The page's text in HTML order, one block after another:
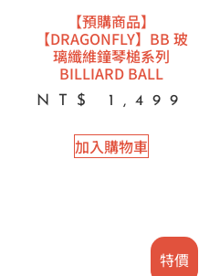
【預購商品】
【DRAGONFLY】BB 玻
璃纖維鐘琴槌系列
BILLIARD BALL
NT$ 1,499
加入購物車
特價